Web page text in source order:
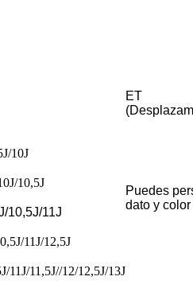
ET
10J
Puedes
dato y
10,5J
10,5J/11J
11J/12,5J
11J/11,5J//12/12,5J/13J